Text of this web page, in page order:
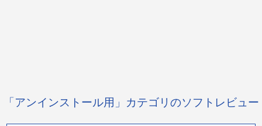
「アンインストール用」カテゴリのソフトレビュー